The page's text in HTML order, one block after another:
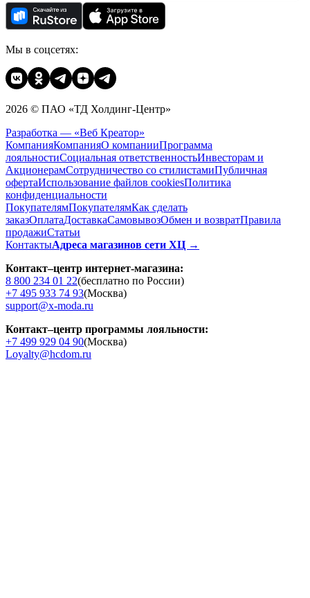
Мы в соцсетях:
2026 © ПАО «ТД Холдинг-Центр»
Разработка — «Веб Креатор»
КомпанияКомпанияО компанииПрограмма
лояльностиСоциальная ответственностьИнвесторам и
АкционерамСотрудничество со стилистамиПубличная
офертаИспользование файлов cookiesПолитика
конфиденциальности
ПокупателямПокупателямКак сделать
заказОплатаДоставкаCамовывозОбмен и возвратПравила
продажиСтатьи
КонтактыАдреса магазинов сети ХЦ →
Контакт–центр интернет-магазина:
8 800 234 01 22(бесплатно по России)
+7 495 933 74 93(Москва)
support@x-moda.ru
Контакт–центр программы лояльности:
+7 499 929 04 90(Москва)
Loyalty@hcdom.ru